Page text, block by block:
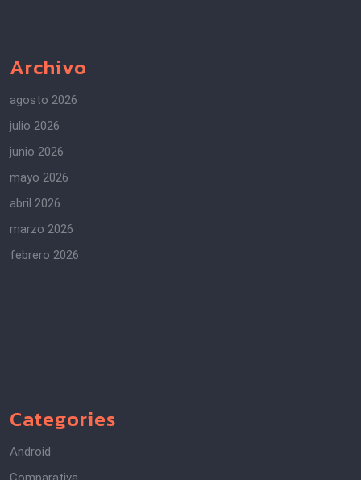
Archivo
agosto 2026
julio 2026
junio 2026
mayo 2026
abril 2026
marzo 2026
febrero 2026
Categories
Android